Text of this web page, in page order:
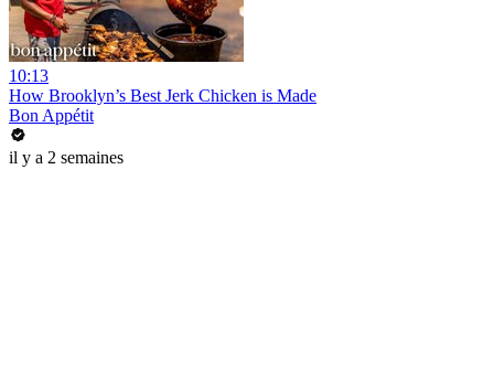
10:13
How Brooklyn’s Best Jerk Chicken is Made
Bon Appétit
il y a 2 semaines